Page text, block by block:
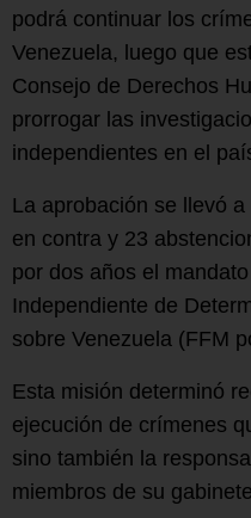
podrá continuar los
Venezuela, luego que
Consejo de Derechos
prorrogar las
independientes en el
La aprobación se llevó
en contra y 23
por dos años el
Independiente de
sobre Venezuela (FFM
Esta misión determinó
ejecución de crímenes
sino también la
miembros de su